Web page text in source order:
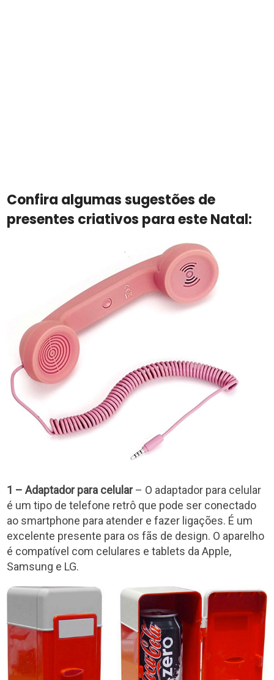
Confira algumas sugestões de
presentes criativos para este Natal:
1 – Adaptador para celular– O adaptador para celular
é um tipo de telefone retrô que pode ser conectado
ao smartphone para atender e fazer ligações. É um
excelente presente para os fãs de design. O aparelho
é compatível com celulares e tablets da Apple,
Samsung e LG.